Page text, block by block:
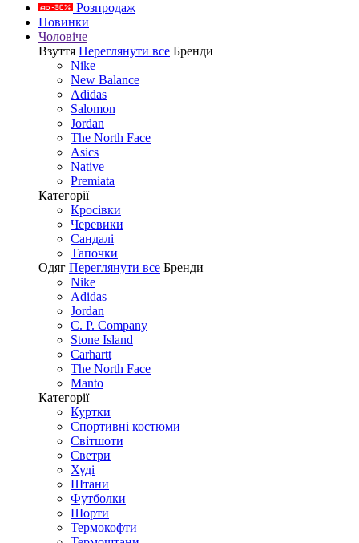
Розпродаж
Новинки
Чоловіче
Взуття Переглянути все Бренди
Nike
New Balance
Adidas
Salomon
Jordan
The North Face
Asics
Native
Premiata
Категорії
Кросівки
Черевики
Сандалі
Tапочки
Одяг Переглянути все Бренди
Nike
Adidas
Jordan
C. P. Company
Stone Island
Carhartt
The North Face
Manto
Категорії
Куртки
Спортивні костюми
Світшоти
Светри
Худі
Штани
Футболки
Шорти
Термокофти